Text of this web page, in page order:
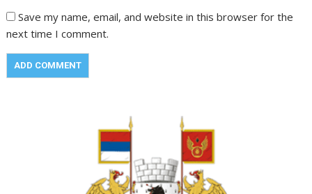
Save my name, email, and website in this browser for the
next time I comment.